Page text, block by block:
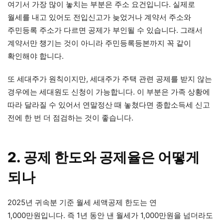
여기서 가장 많이 놓치는 부분은 주소 요건입니다. 실제로
월세를 내고 있어도 전입신고가 늦었거나 계약서 주소와
주민등록 주소가 다르면 공제가 부인될 수 있습니다. 그래서
계약서만 챙기는 것이 아니라 주민등록등본까지 꼭 같이
확인해야 합니다.
또 세대주가 원칙이지만, 세대주가 주택 관련 공제를 받지 않는
경우에는 세대원도 신청이 가능합니다. 이 부분은 가족 상황에
따라 달라질 수 있어서 연말정산 때 놓쳤다면 종합소득세 신고
전에 한 번 더 점검하는 것이 좋습니다.
2. 공제 한도와 공제율은 어떻게
되나
2025년 귀속분 기준 월세 세액공제 한도는 연
1,000만원입니다. 즉 1년 동안 낸 월세가 1,000만원을 넘더라도